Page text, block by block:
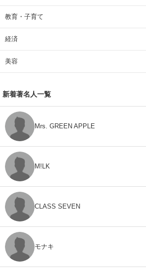
教育・子育て
経済
美容
新着著名人一覧
Mrs. GREEN APPLE
M!LK
CLASS SEVEN
モナキ